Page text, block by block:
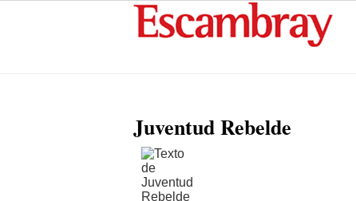
Juventud Rebelde